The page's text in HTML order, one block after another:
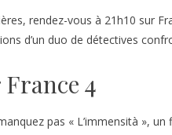
rendez-vous à 21h10 sur
d’un duo de détectives
4
pas « L’immensità »,